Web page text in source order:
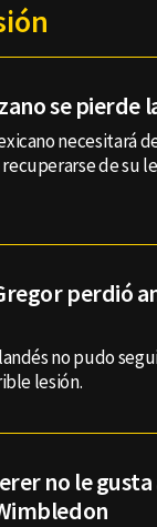
se pierde
necesitará
de su
perdió
no pudo
lesión.
no le